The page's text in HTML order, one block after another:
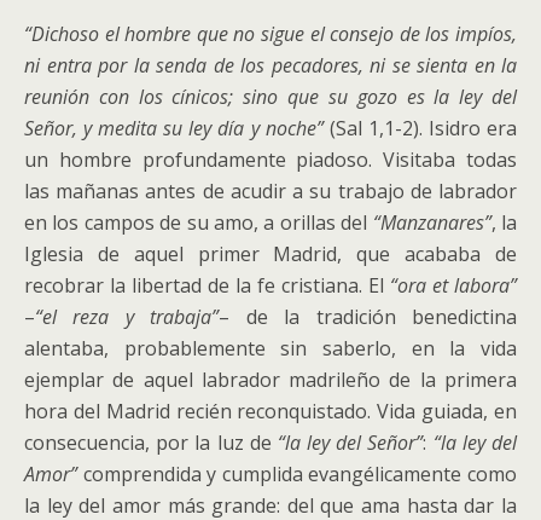
“Dichoso el hombre que no sigue el consejo de los impíos,
ni entra por la senda de los pecadores, ni se sienta en la
reunión con los cínicos; sino que su gozo es la ley del
Señor, y medita su ley día y noche”(Sal 1,1-2). Isidro era
un hombre profundamente piadoso. Visitaba todas
las mañanas antes de acudir a su trabajo de labrador
en los campos de su amo, a orillas del “Manzanares”, la
Iglesia de aquel primer Madrid, que acababa de
recobrar la libertad de la fe cristiana. El “ora et labora”
–“el reza y trabaja”– de la tradición benedictina
alentaba, probablemente sin saberlo, en la vida
ejemplar de aquel labrador madrileño de la primera
hora del Madrid recién reconquistado. Vida guiada, en
consecuencia, por la luz de “la ley del Señor”: “la ley del
Amor”comprendida y cumplida evangélicamente como
la ley del amor más grande: del que ama hasta dar la